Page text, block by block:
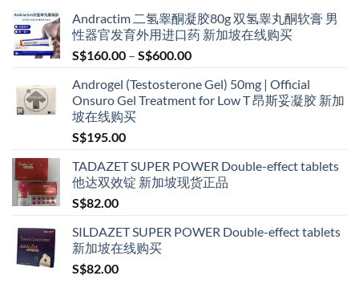
Andractim 二氢睾酮凝胶80g 双氢睾丸酮软膏 男
性器官发育外用进口药 新加坡在线购买
S$160.00 – S$600.00Price
S$160.00
through
Androgel (Testosterone Gel) 50mg | Official
Onsuro Gel Treatment for Low T 昂斯妥凝胶 新加
坡在线购买
S$195.00
TADAZET SUPER POWER Double-effect tablets
他达双效锭 新加坡现货正品
S$82.00
SILDAZET SUPER POWER Double-effect tablets
新加坡在线购买
S$82.00